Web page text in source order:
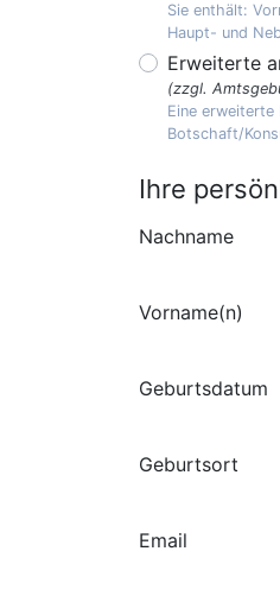
Sie enthält:
Haupt- und
Erweiterte
(zzgl.
Eine
Botschaft/
Ihre
Nachname
Vorname(n)
Geburtsdatum
Geburtsort
Email